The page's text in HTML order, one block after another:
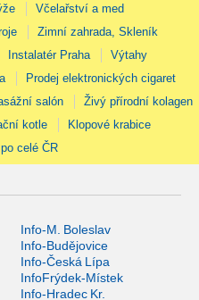
Včelařství a med
Zimní zahrada, Skleník
Instalatér Praha
Výtahy
Prodej elektronických cigaret
salón
Živý přírodní kolagen
kotle
Klopové krabice
celé ČR
Info-M. Boleslav
Info-Budějovice
Info-Česká Lípa
InfoFrýdek-Místek
Info-Hradec Kr.